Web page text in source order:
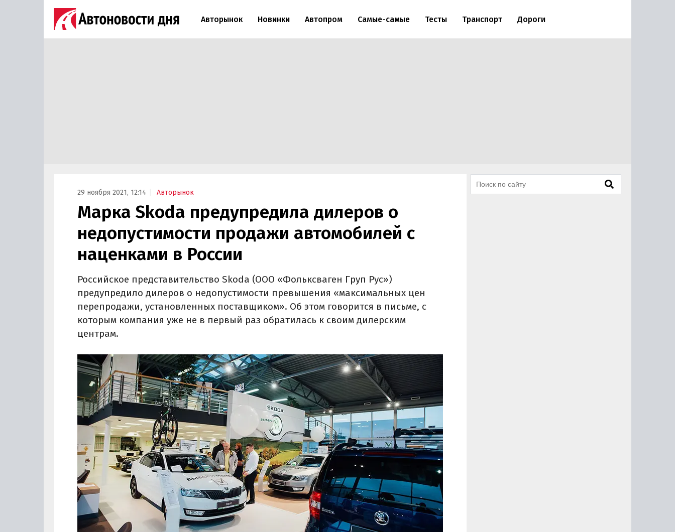
Авторынок Новинки Автопром Самые-самые Тесты Транспорт Дороги
29 ноября 2021, 12:14 Авторынок
Марка Skoda предупредила дилеров о
недопустимости продажи автомобилей с
наценками в России
Российское представительство Skoda (ООО «Фольксваген Груп Рус»)
предупредило дилеров о недопустимости превышения «максимальных цен
перепродажи, установленных поставщиком». Об этом говорится в письме, с
которым компания уже не в первый раз обратилась к своим дилерским
центрам.